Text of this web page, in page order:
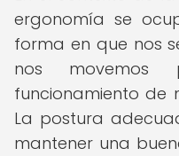
ergonomía se
forma en que nos
nos
funcionamiento de
La postura
mantener una